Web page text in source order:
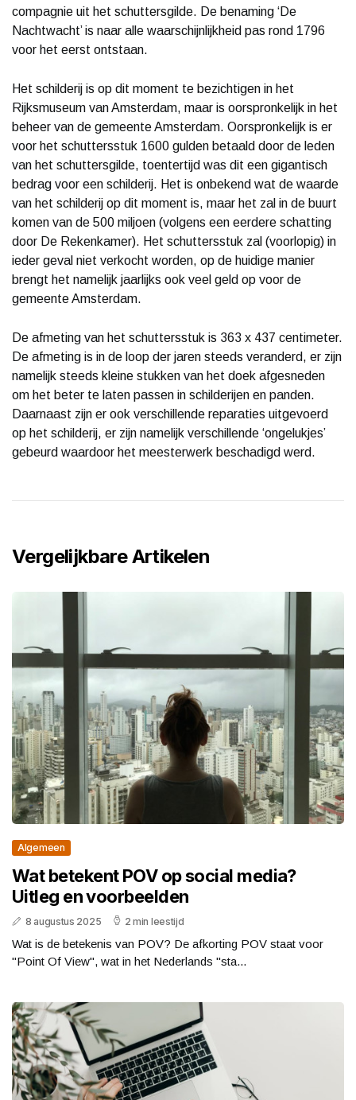
compagnie uit het schuttersgilde. De benaming ‘De
Nachtwacht’ is naar alle waarschijnlijkheid pas rond 1796
voor het eerst ontstaan.
Het schilderij is op dit moment te bezichtigen in het
Rijksmuseum van Amsterdam, maar is oorspronkelijk in het
beheer van de gemeente Amsterdam. Oorspronkelijk is er
voor het schuttersstuk 1600 gulden betaald door de leden
van het schuttersgilde, toentertijd was dit een gigantisch
bedrag voor een schilderij. Het is onbekend wat de waarde
van het schilderij op dit moment is, maar het zal in de buurt
komen van de 500 miljoen (volgens een eerdere schatting
door De Rekenkamer). Het schuttersstuk zal (voorlopig) in
ieder geval niet verkocht worden, op de huidige manier
brengt het namelijk jaarlijks ook veel geld op voor de
gemeente Amsterdam.
De afmeting van het schuttersstuk is 363 x 437 centimeter.
De afmeting is in de loop der jaren steeds veranderd, er zijn
namelijk steeds kleine stukken van het doek afgesneden
om het beter te laten passen in schilderijen en panden.
Daarnaast zijn er ook verschillende reparaties uitgevoerd
op het schilderij, er zijn namelijk verschillende ‘ongelukjes’
gebeurd waardoor het meesterwerk beschadigd werd.
Vergelijkbare Artikelen
Algemeen
Wat betekent POV op social media?
Uitleg en voorbeelden
8 augustus 2025 2 min leestijd
Wat is de betekenis van POV? De afkorting POV staat voor
"Point Of View", wat in het Nederlands "sta...